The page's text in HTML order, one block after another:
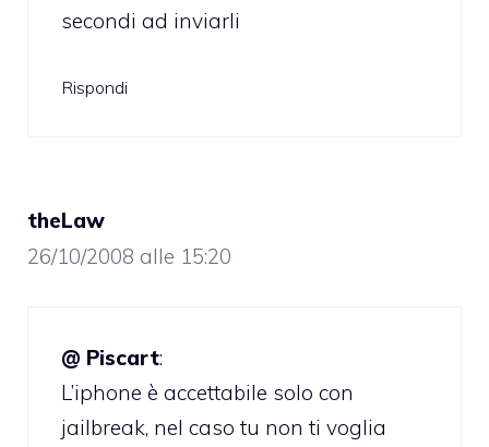
secondi ad inviarli
Rispondi
theLaw
26/10/2008 alle 15:20
@ Piscart:
L’iphone è accettabile solo con
jailbreak, nel caso tu non ti voglia